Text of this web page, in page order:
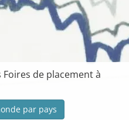
de placement à
par pays